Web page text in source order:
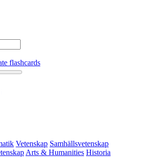
flashcards
Vetenskap Samhällsvetenskap
Arts & Humanities Historia